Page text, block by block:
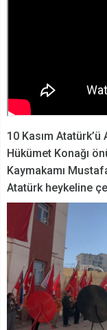
10 Kasım
Hükümet Konağı
Kaymakamı
Atatürk heykeline